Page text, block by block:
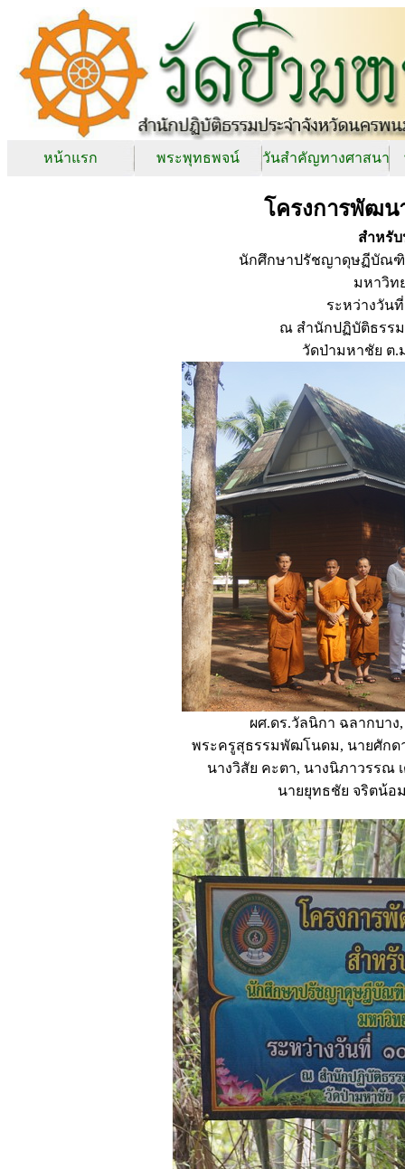
หน้าแรก พระพุทธพจน์ วันสำคัญทางศาสนา
โครงการพัฒน
สำหรั
นักศึกษาปรัชญาดุษฏีบัณฑิ
มหาวิท
ระหว่างวัน
ณ สำนักปฏิบัติธรร
วัดป่ามหาชัย ต.
ผศ.ดร.วัลนิกา ฉลากบาง
พระครูสุธรรมพัฒโนดม, นายศักด
นางวิสัย คะตา, นางนิภาวรรณ
นายยุทธชัย จริตน้อ